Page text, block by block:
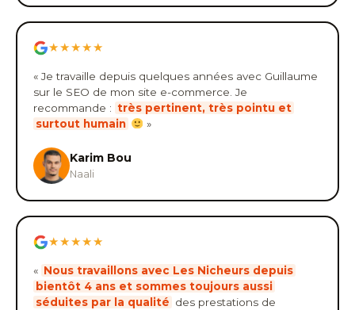
★★★★★
« Je travaille depuis quelques années avec Guillaume
sur le SEO de mon site e-commerce. Je
recommande : très pertinent, très pointu et
surtout humain
»
Karim Bou
Naali
★★★★★
« Nous travaillons avec Les Nicheurs depuis
bientôt 4 ans et sommes toujours aussi
séduites par la qualité des prestations de